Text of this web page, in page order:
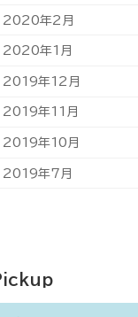
2020年2月
2020年1月
2019年12月
2019年11月
2019年10月
2019年7月